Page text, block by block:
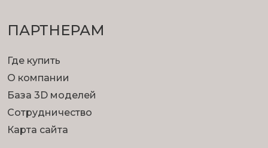
ПАРТНЕРАМ
Где купить
О компании
База 3D моделей
Сотрудничество
Карта сайта